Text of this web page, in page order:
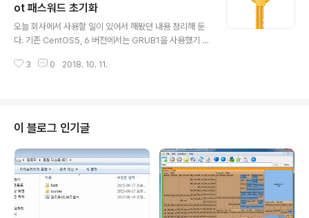
서버 쪽에서 설정을 변경해주면 된다. 아래는 man smb.c
onf에 나와있는 내용이다. 기본 max protocol 값이 NT
1으로 되어 있다. 따라서 아무런 설정을 하지 않았다면 윈
도우10 클라이언트에서는 접근할 수 없다. CentOS7 버
전의 samba는 데몬 버전이 4.x 대..
ot 패스워드 초기화
오늘 회사에서 사용할 일이 있어서 해봤던 내용 정리해 둔
다. 기존 CentOS5, 6 버전에서는 GRUB1을 사용했기 때
서는 GRUB2가 도입되어 내용이 바뀌었다. 핵심은 init을
다음 /vmlinuz-3.10.0-862.14.4.el7.x86_64 라는 커
널이 있고, root=UUID=83d62740-117f-4b0f-8bb
7-c3b2a548e57b 형식의 문구가 있다. 바로 뒤에 ro
즉 / 파티션을 read only로 마운트 하겠다는 옵션이 있는
데, ..
3 0 2018. 10. 11.
이 블로그 인기글